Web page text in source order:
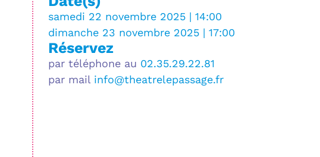
samedi 22 novembre 2025 | 14:00
dimanche 23 novembre 2025 | 17:00
Réservez
par téléphone au 02.35.29.22.81
par mail info@theatrelepassage.fr